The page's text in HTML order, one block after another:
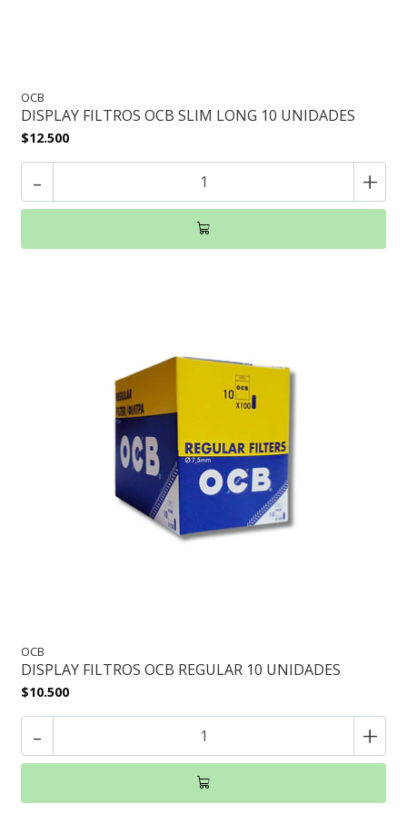
OCB
DISPLAY FILTROS OCB SLIM LONG 10 UNIDADES
$12.500
- +
OCB
DISPLAY FILTROS OCB REGULAR 10 UNIDADES
$10.500
- +